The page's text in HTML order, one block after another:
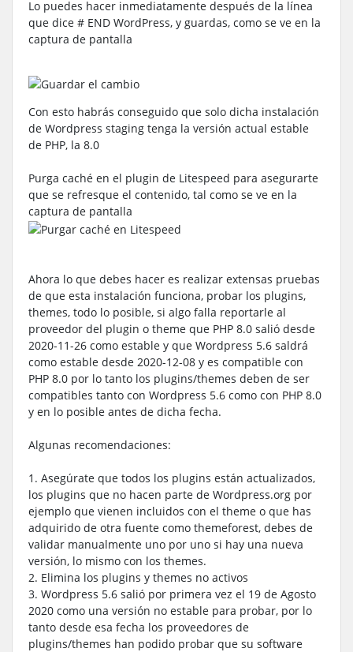
Lo puedes hacer inmediatamente después de la línea
que dice # END WordPress, y guardas, como se ve en la
captura de pantalla
Con esto habrás conseguido que solo dicha instalación
de Wordpress staging tenga la versión actual estable
de PHP, la 8.0
Purga caché en el plugin de Litespeed para asegurarte
que se refresque el contenido, tal como se ve en la
captura de pantalla
Ahora lo que debes hacer es realizar extensas pruebas
de que esta instalación funciona, probar los plugins,
themes, todo lo posible, si algo falla reportarle al
proveedor del plugin o theme que PHP 8.0 salió desde
2020-11-26 como estable y que Wordpress 5.6 saldrá
como estable desde 2020-12-08 y es compatible con
PHP 8.0 por lo tanto los plugins/themes deben de ser
compatibles tanto con Wordpress 5.6 como con PHP 8.0
y en lo posible antes de dicha fecha.
Algunas recomendaciones:
1. Asegúrate que todos los plugins están actualizados,
los plugins que no hacen parte de Wordpress.org por
ejemplo que vienen incluidos con el theme o que has
adquirido de otra fuente como themeforest, debes de
validar manualmente uno por uno si hay una nueva
versión, lo mismo con los themes.
2. Elimina los plugins y themes no activos
3. Wordpress 5.6 salió por primera vez el 19 de Agosto
2020 como una versión no estable para probar, por lo
tanto desde esa fecha los proveedores de
plugins/themes han podido probar que su software